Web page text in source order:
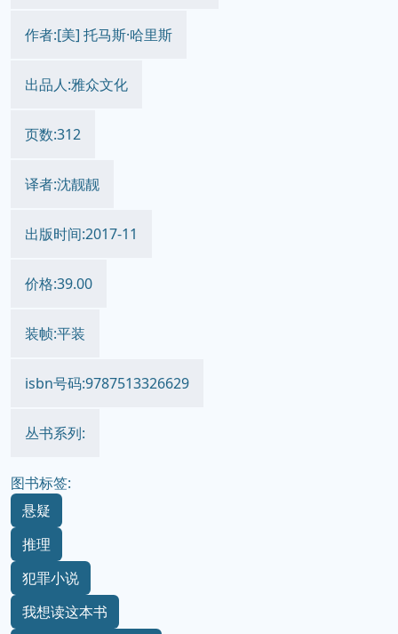
作者:[美] 托马斯·哈里斯
出品人:雅众文化
页数:312
译者:沈靓靓
出版时间:2017-11
价格:39.00
装帧:平装
isbn号码:9787513326629
丛书系列:
图书标签:
悬疑
推理
犯罪小说
我想读这本书